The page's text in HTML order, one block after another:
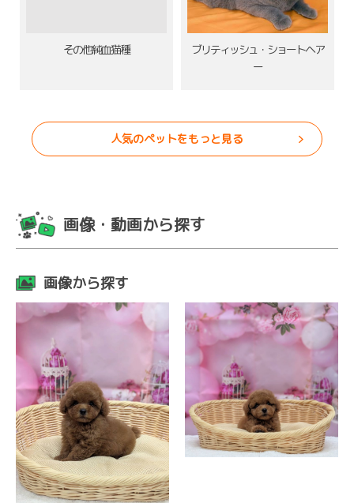
その他純血猫種
ブリティッシュ・ショートヘア
ー
人気のペットをもっと見る
画像・動画から探す
画像から探す